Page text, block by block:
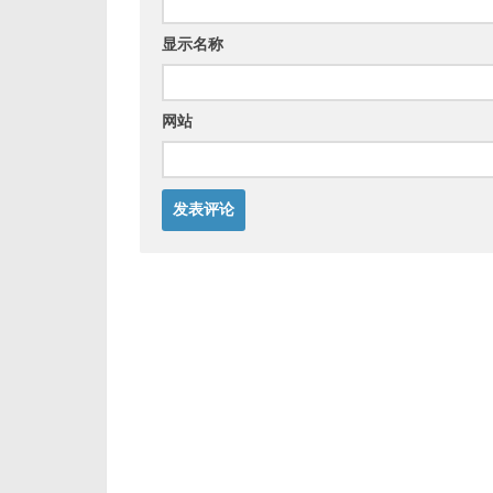
显示名称
网站